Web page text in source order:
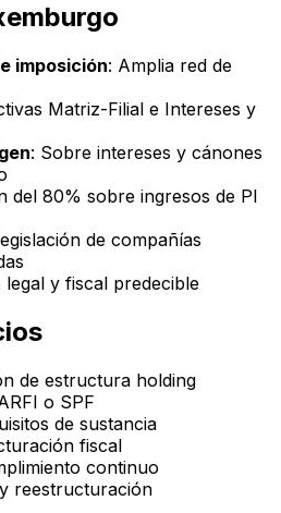
imposición: Amplia red de
Matriz-Filial e Intereses y
: Sobre intereses y cánones
del 80% sobre ingresos de PI
de compañías
legal y fiscal predecible
de estructura holding
o SPF
de sustancia
fiscal
continuo
reestructuración